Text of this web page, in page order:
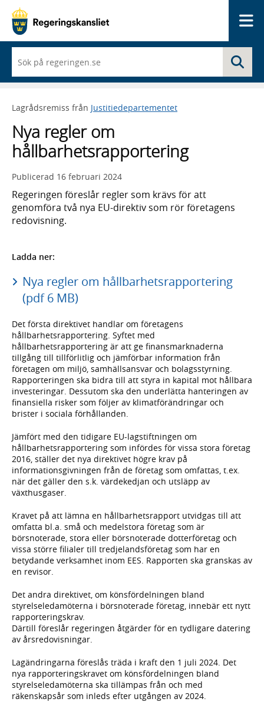
du
börjar
skriva
framträder
lista
med
sökförslag
Lagrådsremiss från Justitiedepartementet
Nya regler om
hållbarhetsrapportering
Publicerad 16 februari 2024
Regeringen föreslår regler som krävs för att
genomföra två nya EU-direktiv som rör företagens
redovisning.
Ladda ner:
Nya regler om hållbarhetsrapportering
(pdf 6 MB)
Det första direktivet handlar om företagens
hållbarhetsrapportering. Syftet med
hållbarhetsrapportering är att ge finansmarknaderna
tillgång till tillförlitlig och jämförbar information från
företagen om miljö, samhällsansvar och bolagsstyrning.
Rapporteringen ska bidra till att styra in kapital mot hållbara
investeringar. Dessutom ska den underlätta hanteringen av
finansiella risker som följer av klimatförändringar och
brister i sociala förhållanden.
Jämfört med den tidigare EU-lagstiftningen om
hållbarhetsrapportering som infördes för vissa stora företag
2016, ställer det nya direktivet högre krav på
informationsgivningen från de företag som omfattas, t.ex.
när det gäller den s.k. värdekedjan och utsläpp av
växthusgaser.
Kravet på att lämna en hållbarhetsrapport utvidgas till att
omfatta bl.a. små och medelstora företag som är
börsnoterade, stora eller börsnoterade dotterföretag och
vissa större filialer till tredjelandsföretag som har en
betydande verksamhet inom EES. Rapporten ska granskas av
en revisor.
Det andra direktivet, om könsfördelningen bland
styrelseledamöterna i börsnoterade företag, innebär ett nytt
rapporteringskrav.
Därtill föreslår regeringen åtgärder för en tydligare datering
av årsredovisningar.
Lagändringarna föreslås träda i kraft den 1 juli 2024. Det
nya rapporteringskravet om könsfördelningen bland
styrelseledamöterna ska tillämpas från och med
räkenskapsår som inleds efter utgången av 2024.